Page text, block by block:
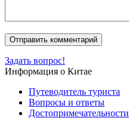
Задать вопрос!
Информация о Китае
Путеводитель туриста
Вопросы и ответы
Достопримечательности